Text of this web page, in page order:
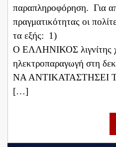
παραπληροφόρηση. Για
πραγματικότητας οι
τα εξής: 1)
Ο ΕΛΛΗΝΙΚΟΣ λιγνίτης
ηλεκτροπαραγωγή στη
ΝΑ ΑΝΤΙΚΑΤΑΣΤΗΣΕΙ
[…]